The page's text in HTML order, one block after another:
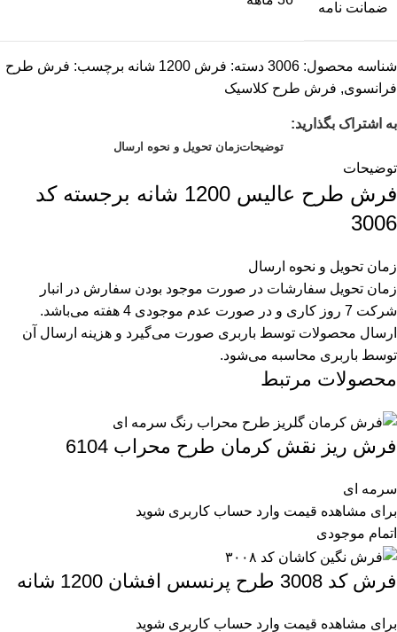
ضمانت نامه
شناسه محصول: 3006 دسته: فرش 1200 شانه برچسب: فرش طرح
فرانسوی, فرش طرح کلاسیک
به اشتراک بگذارید:
توضیحاتزمان تحویل و نحوه ارسال
توضیحات
فرش طرح عالیس 1200 شانه برجسته کد
3006
زمان تحویل و نحوه ارسال
زمان تحویل سفارشات در صورت موجود بودن سفارش در انبار
شرکت 7 روز کاری و در صورت عدم موجودی 4 هفته می‌باشد.
ارسال محصولات توسط باربری صورت می‌گیرد و هزینه ارسال آن
توسط باربری محاسبه می‌شود.
محصولات مرتبط
فرش ریز نقش کرمان طرح محراب 6104
سرمه ای
برای مشاهده قیمت وارد حساب کاربری شوید
اتمام موجودی
فرش کد 3008 طرح پرنسس افشان 1200 شانه
برای مشاهده قیمت وارد حساب کاربری شوید